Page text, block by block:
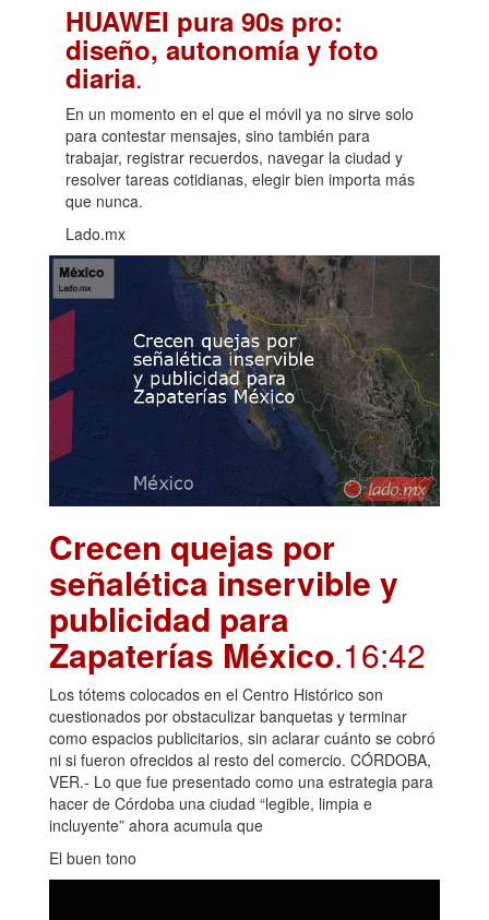
HUAWEI pura 90s pro:
diseño, autonomía y foto
diaria.
En un momento en el que el móvil ya no sirve solo
para contestar mensajes, sino también para
trabajar, registrar recuerdos, navegar la ciudad y
resolver tareas cotidianas, elegir bien importa más
que nunca.
Lado.mx
Crecen quejas por
señalética inservible y
publicidad para
Zapaterías México.16:42
Los tótems colocados en el Centro Histórico son
cuestionados por obstaculizar banquetas y terminar
como espacios publicitarios, sin aclarar cuánto se cobró
ni si fueron ofrecidos al resto del comercio. CÓRDOBA,
VER.- Lo que fue presentado como una estrategia para
hacer de Córdoba una ciudad “legible, limpia e
incluyente” ahora acumula que
El buen tono